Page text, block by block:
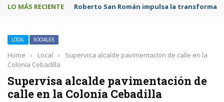
LO MÁS RECIENTE Roberto San Román impulsa la
LOCAL SOCIALES
Home › Local ›
Supervisa alcalde pavimentación de calle en la
Colonia Cebadilla
Supervisa alcalde pavimentación de
calle en la Colonia Cebadilla